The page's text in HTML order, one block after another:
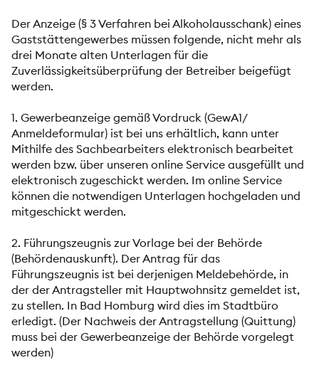
Der Anzeige (§ 3 Verfahren bei Alkoholausschank) eines
Gaststättengewerbes müssen folgende, nicht mehr als
drei Monate alten Unterlagen für die
Zuverlässigkeitsüberprüfung der Betreiber beigefügt
werden.
1. Gewerbeanzeige gemäß Vordruck (GewA1/
Anmeldeformular) ist bei uns erhältlich, kann unter
Mithilfe des Sachbearbeiters elektronisch bearbeitet
werden bzw. über unseren online Service ausgefüllt und
elektronisch zugeschickt werden. Im online Service
können die notwendigen Unterlagen hochgeladen und
mitgeschickt werden.
2. Führungszeugnis zur Vorlage bei der Behörde
(Behördenauskunft). Der Antrag für das
Führungszeugnis ist bei derjenigen Meldebehörde, in
der der Antragsteller mit Hauptwohnsitz gemeldet ist,
zu stellen. In Bad Homburg wird dies im Stadtbüro
erledigt. (Der Nachweis der Antragstellung (Quittung)
muss bei der Gewerbeanzeige der Behörde vorgelegt
werden)